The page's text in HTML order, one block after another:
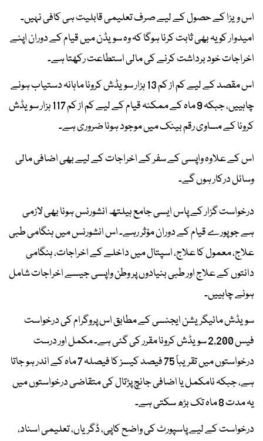
اس ویزا کے حصول کے لیے صرف تعلیمی قابلیت ہی کافی نہیں۔
امیدوار کو یہ بھی ثابت کرنا ہوگا کہ وہ سویڈن میں قیام کے دوران اپنے
اخراجات خود برداشت کرنے کی مالی استطاعت رکھتا ہے۔
اس مقصد کے لیے کم از کم 13 ہزار سویڈش کرونا ماہانہ دستیاب ہونے
چاہییں، جبکہ 9 ماہ کے ممکنہ قیام کے لیے کم از کم 117 ہزار سویڈش
کرونا کے مساوی رقم بینک میں موجود ہونا ضروری ہے۔
اس کے علاوہ واپسی کے سفر کے اخراجات کے لیے بھی اضافی مالی
وسائل درکار ہوں گے۔
درخواست گزار کے پاس ایسی جامع ہیلتھ انشورنس ہونا بھی لازمی
ہے جو پورے قیام کے دوران مؤثر رہے۔ اس انشورنس میں ہنگامی طبی
علاج، معمول کا علاج، اسپتال میں داخلے کے اخراجات، ہنگامی
دانتوں کے علاج اور طبی بنیادوں پر وطن واپسی جیسے اخراجات شامل
ہونے چاہییں۔
سویڈش مائیگریشن ایجنسی کے مطابق اس پروگرام کی درخواست
فیس 2,200 سویڈش کرونا مقرر کی گئی ہے۔ مکمل اور درست
درخواستوں میں تقریباً 75 فیصد کیسز کا فیصلہ 7 ماہ کے اندر ہو جاتا
ہے، جبکہ نامکمل یا اضافی جانچ پڑتال کی متقاضی درخواستوں میں
یہ مدت 8 ماہ تک بڑھ سکتی ہے۔
درخواست کے لیے پاسپورٹ کی واضح کاپی، ڈگریاں، تعلیمی اسناد،